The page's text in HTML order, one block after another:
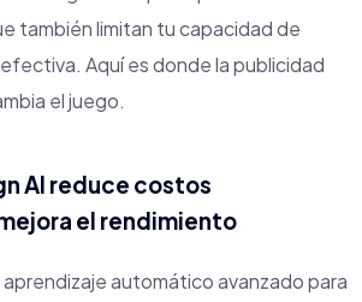
también limitan tu capacidad de
Aquí es donde la publicidad
el juego.
AI reduce costos
el rendimiento
aprendizaje automático avanzado para